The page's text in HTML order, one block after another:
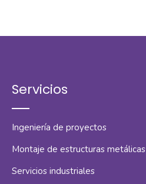
Servicios
Ingeniería de proyectos
Montaje de estructuras metálicas
Servicios industriales